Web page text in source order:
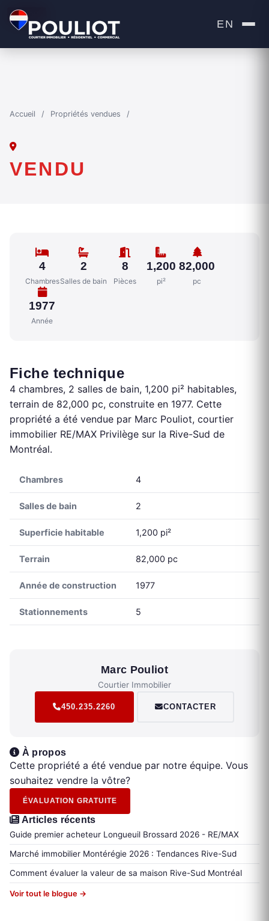
EN
Accueil / Propriétés vendues /
VENDU
VENDU
4
Chambres
2
Salles de bain
8
Pièces
1,200
pi²
82,000
pc
1977
Année
Fiche technique
4 chambres, 2 salles de bain, 1,200 pi² habitables,
terrain de 82,000 pc, construite en 1977. Cette
propriété a été vendue par Marc Pouliot, courtier
immobilier RE/MAX Privilège sur la Rive-Sud de
Montréal.
Chambres 4
Salles de bain 2
Superficie habitable 1,200 pi²
Terrain 82,000 pc
Année de construction 1977
Stationnements 5
Marc Pouliot
Courtier Immobilier
450.235.2260 CONTACTER
À propos
Cette propriété a été vendue par notre équipe. Vous
souhaitez vendre la vôtre?
ÉVALUATION GRATUITE
Articles récents
Guide premier acheteur Longueuil Brossard 2026 - RE/MAX
Marché immobilier Montérégie 2026 : Tendances Rive-Sud
Comment évaluer la valeur de sa maison Rive-Sud Montréal
Voir tout le blogue →